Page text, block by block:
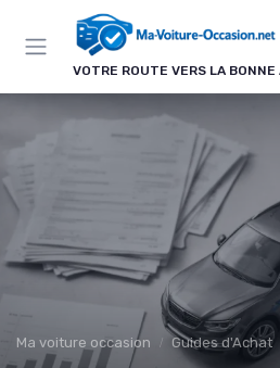
VOTRE ROUTE VERS LA BONNE
Ma voiture occasion Guides d'Achat
Panneau de gestion des cookies